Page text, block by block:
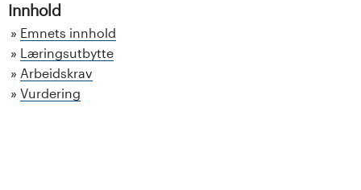
Innhold
Emnets innhold
Læringsutbytte
Arbeidskrav
Vurdering